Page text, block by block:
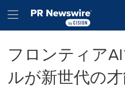
Hamburger menu
フロンティア
ルが新世代の